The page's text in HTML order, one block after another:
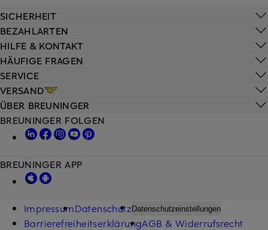
HILFE & KONTAKT
HÄUFIGE FRAGEN
SERVICE
VERSAND
SICHERHEIT
BEZAHLARTEN
ÜBER BREUNINGER
BREUNINGER FOLGEN
BREUNINGER APP
ImpressumDatenschutzDatenschutzeinstellungen
BarrierefreiheitserklärungAGB & Widerrufsrecht